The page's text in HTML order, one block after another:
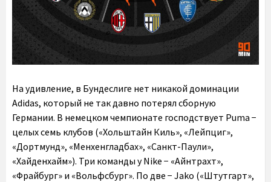
На удивление, в Бундеслиге нет никакой доминации
Adidas, который не так давно потерял сборную
Германии. В немецком чемпионате господствует Puma −
целых семь клубов («Хольштайн Киль», «Лейпциг»,
«Дортмунд», «Менхенгладбах», «Санкт-Паули»,
«Хайденхайм»). Три команды у Nike − «Айнтрахт»,
«Фрайбург» и «Вольфсбург». По две − Jako («Штутгарт»,